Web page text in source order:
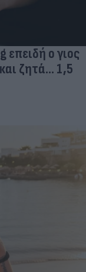
επειδή ο γιος
ζητά... 1,5